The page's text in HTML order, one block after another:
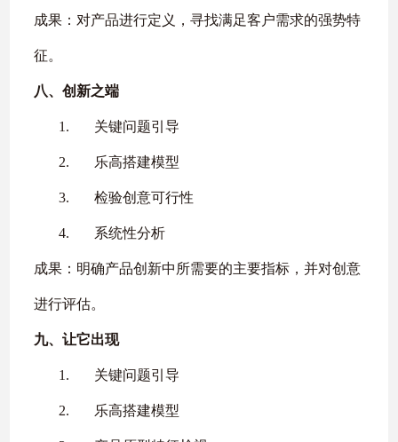
成果：对产品进行定义，寻找满足客户需求的强势特
征。
八、创新之端
1. 关键问题引导
2. 乐高搭建模型
3. 检验创意可行性
4. 系统性分析
成果：明确产品创新中所需要的主要指标，并对创意
进行评估。
九、让它出现
1. 关键问题引导
2. 乐高搭建模型